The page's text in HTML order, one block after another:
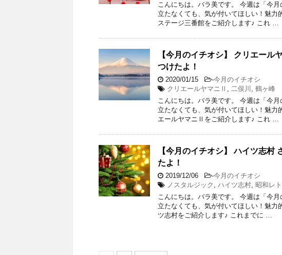
こんにちは。バラ美です。 今週は「今
立たなくても、気が付いてほしい！魅
ステージ三番館をご紹介します♪ これ …
【今月のイチオシ】 クリエー
つけたよ！
2020/01/15 -今月のイチオシ
クリエールヤマニⅡ , 二俣川 , 鶴ヶ峰
こんにちは。バラ美です。 今週は「今
立たなくても、気が付いてほしい！魅力
エールヤマニⅡをご紹介します♪ これ …
【今月のイチオシ】 ハイツ志村
たよ！
2019/12/06 -今月のイチオシ
ノスタルジック , ハイツ志村, 昭和レ
こんにちは。バラ美です。 今週は「今
立たなくても、気が付いてほしい！魅力
ツ志村をご紹介します♪ これまでに …